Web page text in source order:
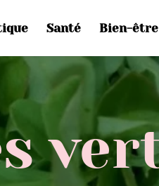
Santé Bien-être